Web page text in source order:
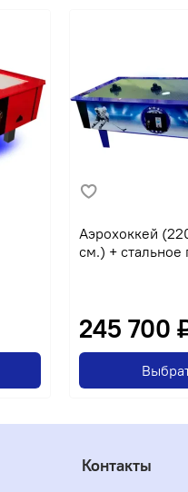
Аэрохоккей
см.) + стальное
245 700
Контакты